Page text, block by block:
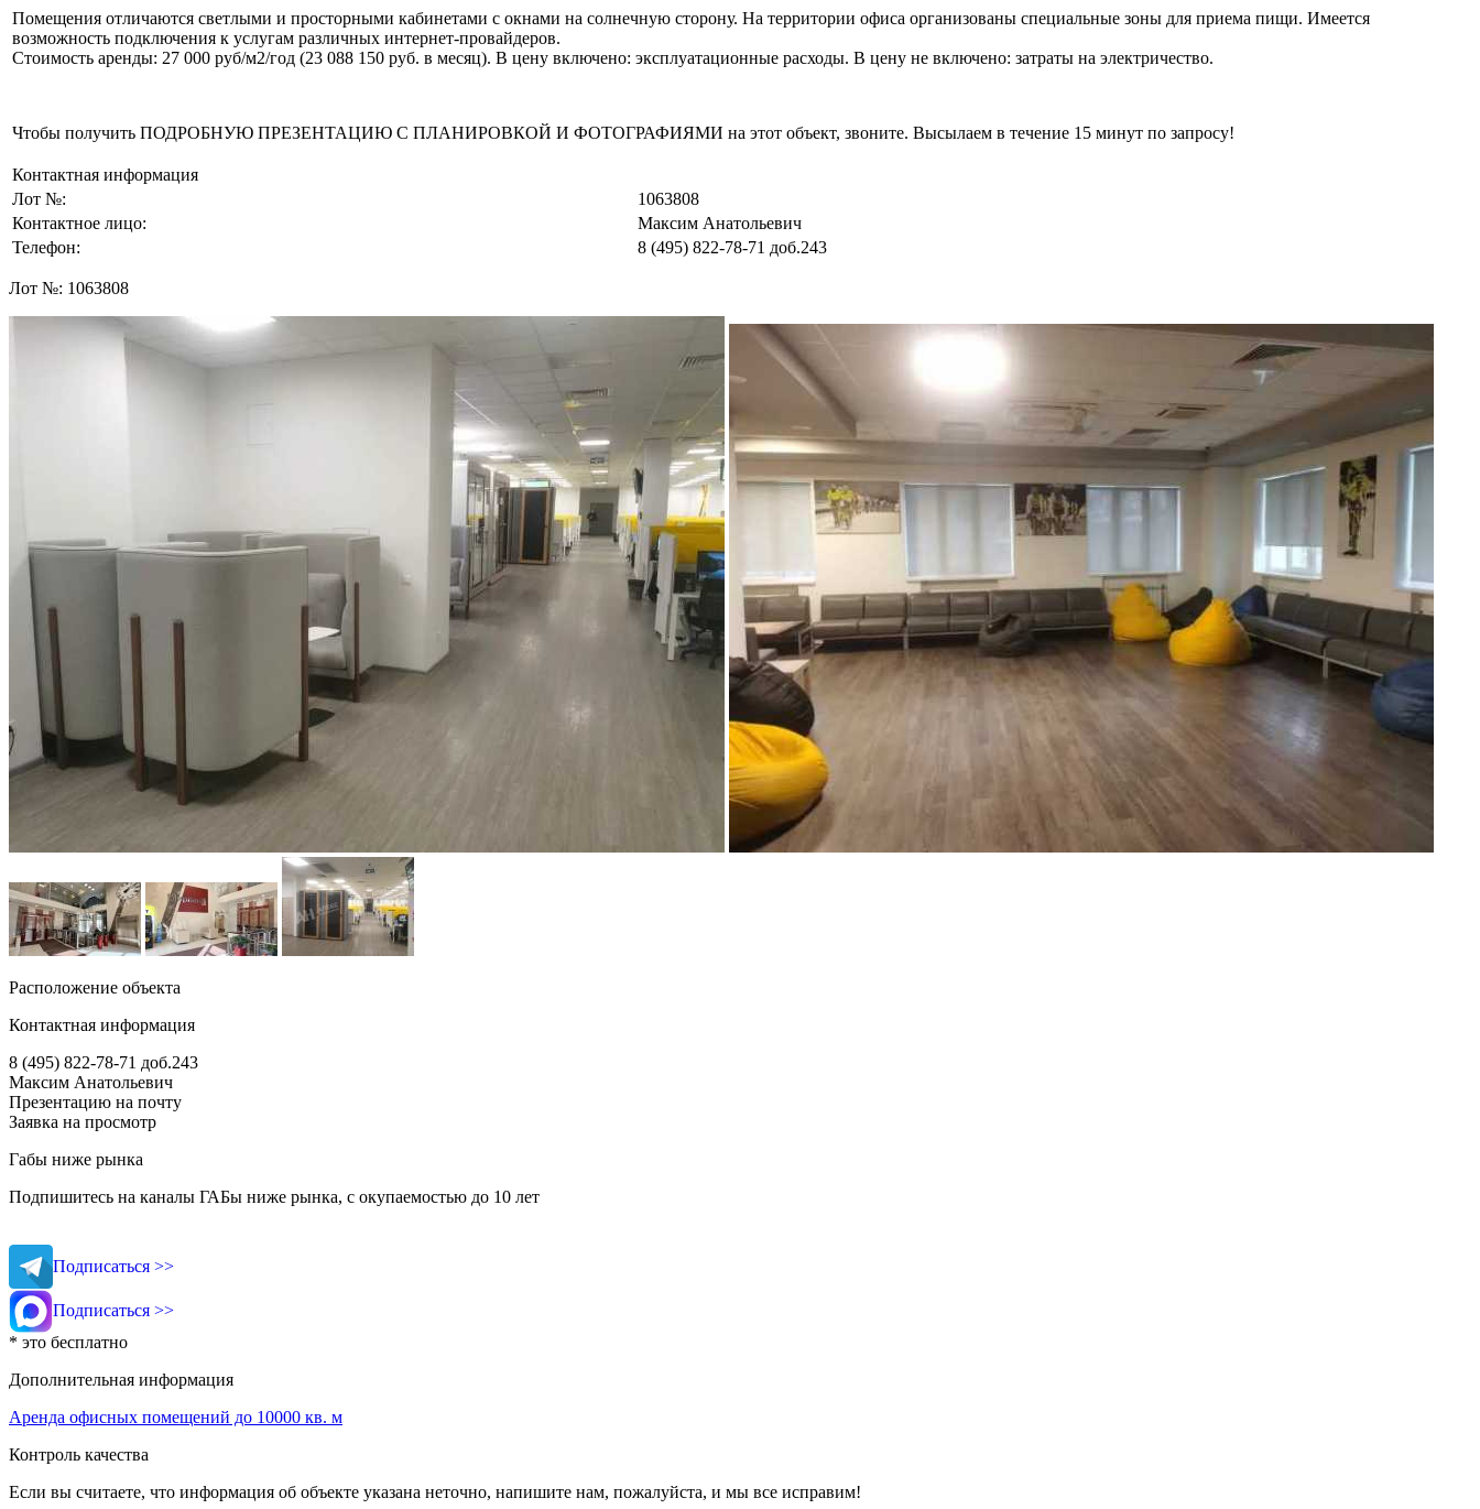
Помещения отличаются светлыми и просторными кабинетами с окнами на солнечную сторону. На территории офиса организованы специальные зоны для приема пищи. Имеется
возможность подключения к услугам различных интернет-провайдеров.
Стоимость аренды: 27 000 руб/м2/год (23 088 150 руб. в месяц). В цену включено: эксплуатационные расходы. В цену не включено: затраты на электричество.
Чтобы получить ПОДРОБНУЮ ПРЕЗЕНТАЦИЮ С ПЛАНИРОВКОЙ И ФОТОГРАФИЯМИ на этот объект, звоните. Высылаем в течение 15 минут по запросу!
Контактная информация
Лот №:
1063808
Контактное лицо:
Максим Анатольевич
Телефон:
8 (495) 822-78-71 доб.243
Лот №: 1063808
Расположение объекта
Контактная информация
8 (495) 822-78-71 доб.243
Максим Анатольевич
Презентацию на почту
Заявка на просмотр
Габы ниже рынка
Подпишитесь на каналы ГАБы ниже рынка, с окупаемостью до 10 лет
Подписаться >>
Подписаться >>
* это бесплатно
Дополнительная информация
Аренда офисных помещений до 10000 кв. м
Контроль качества
Если вы считаете, что информация об объекте указана неточно, напишите нам, пожалуйста, и мы все исправим!